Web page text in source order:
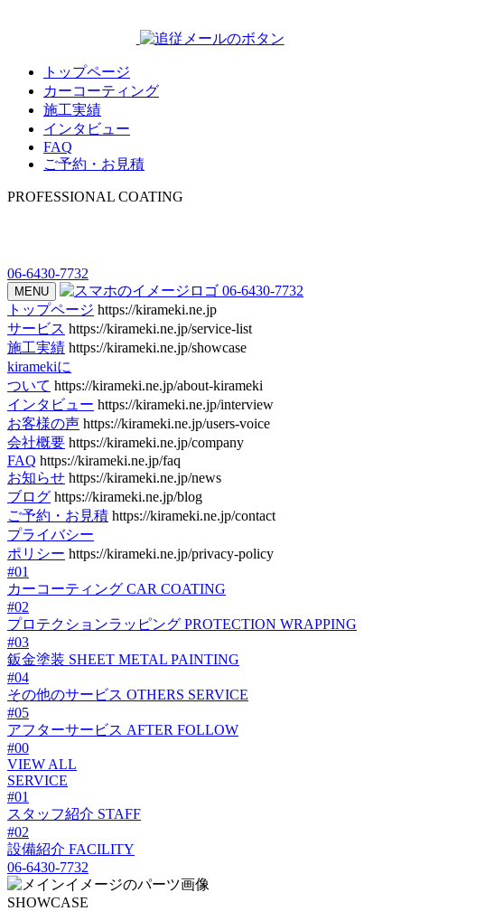
トップページ
カーコーティング
施工実績
インタビュー
FAQ
ご予約・お見積
PROFESSIONAL COATING
06-6430-7732
MENU
06-6430-7732
トップページ https://kirameki.ne.jp
サービス https://kirameki.ne.jp/service-list
施工実績 https://kirameki.ne.jp/showcase
kiramekiに
ついて https://kirameki.ne.jp/about-kirameki
インタビュー https://kirameki.ne.jp/interview
お客様の声 https://kirameki.ne.jp/users-voice
会社概要 https://kirameki.ne.jp/company
FAQ https://kirameki.ne.jp/faq
お知らせ https://kirameki.ne.jp/news
ブログ https://kirameki.ne.jp/blog
ご予約・お見積 https://kirameki.ne.jp/contact
プライバシー
ポリシー https://kirameki.ne.jp/privacy-policy
#01
カーコーティング CAR COATING
#02
プロテクションラッピング PROTECTION WRAPPING
#03
鈑金塗装 SHEET METAL PAINTING
#04
その他のサービス OTHERS SERVICE
#05
アフターサービス AFTER FOLLOW
#00
VIEW ALL
SERVICE
#01
スタッフ紹介 STAFF
#02
設備紹介 FACILITY
06-6430-7732
SHOWCASE